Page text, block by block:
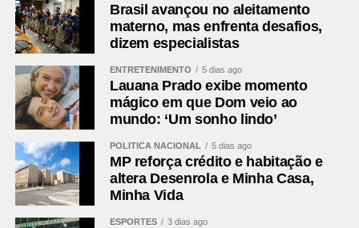
Brasil avançou no aleitamento
materno, mas enfrenta desafios,
dizem especialistas
ENTRETENIMENTO 5 dias ago
Lauana Prado exibe momento
mágico em que Dom veio ao
mundo: ‘Um sonho lindo’
POLÍTICA NACIONAL 5 dias ago
MP reforça crédito e habitação e
altera Desenrola e Minha Casa,
Minha Vida
ESPORTES 3 dias ago